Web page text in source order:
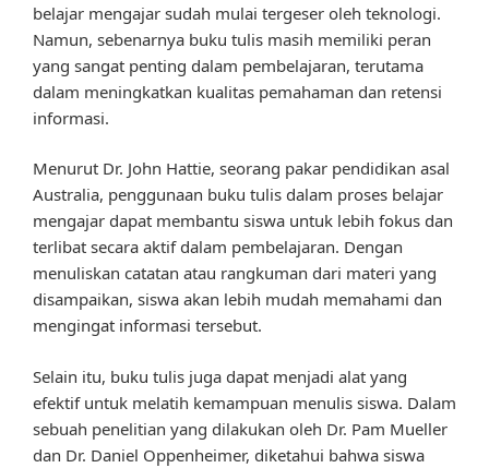
belajar mengajar sudah mulai tergeser oleh teknologi.
Namun, sebenarnya buku tulis masih memiliki peran
yang sangat penting dalam pembelajaran, terutama
dalam meningkatkan kualitas pemahaman dan retensi
informasi.
Menurut Dr. John Hattie, seorang pakar pendidikan asal
Australia, penggunaan buku tulis dalam proses belajar
mengajar dapat membantu siswa untuk lebih fokus dan
terlibat secara aktif dalam pembelajaran. Dengan
menuliskan catatan atau rangkuman dari materi yang
disampaikan, siswa akan lebih mudah memahami dan
mengingat informasi tersebut.
Selain itu, buku tulis juga dapat menjadi alat yang
efektif untuk melatih kemampuan menulis siswa. Dalam
sebuah penelitian yang dilakukan oleh Dr. Pam Mueller
dan Dr. Daniel Oppenheimer, diketahui bahwa siswa